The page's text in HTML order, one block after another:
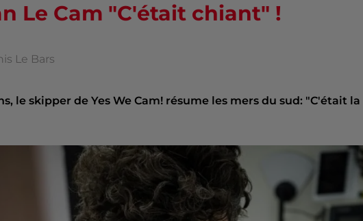
Le Cam "C'était chiant" !
Le Bars
le skipper de Yes We Cam! résume les mers du sud: "C'était la